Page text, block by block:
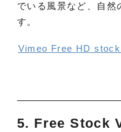
でいる風景など、自然
す。
Vimeo Free HD
5. Free Stock